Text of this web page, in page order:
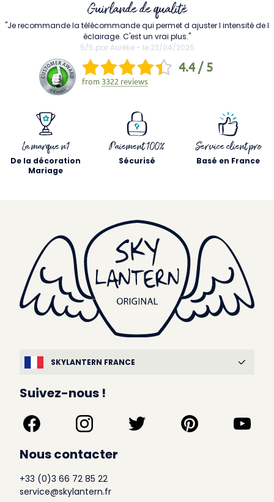
La marque n1
De la décoration
Mariage
Paiement 100%
Sécurisé
Service client pro
Basé en France
Guirlande de qualité
"Je recommande la télécommande qui permet d ajuster l intensité de l
éclairage. C'est un vrai plus."
5/5 par Aurélie - le 23/04/2025
4.4 / 5
from 3322 reviews
SKYLANTERN FRANCE
Suivez-nous !
Nous contacter
+33 (0)3 66 72 85 22
service@skylantern.fr